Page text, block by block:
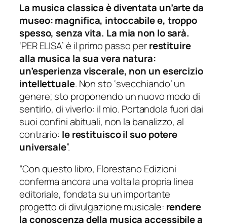
La musica classica è diventata un’arte da
museo: magnifica, intoccabile e, troppo
spesso, senza vita. La mia non lo sarà.
‘PER ELISA’ è il primo passo perrestituire
alla musica la sua vera natura:
un’esperienza viscerale, non un esercizio
intellettuale. Non sto ‘svecchiando’ un
genere; sto proponendo un nuovo modo di
sentirlo, di viverlo: il mio. Portandola fuori dai
suoi confini abituali, non la banalizzo, al
contrario: le restituisco il suo potere
universale”.
“Con questo libro, Florestano Edizioni
conferma ancora una volta la propria linea
editoriale, fondata su un importante
progetto di divulgazione musicale: rendere
la conoscenza della musica accessibile a